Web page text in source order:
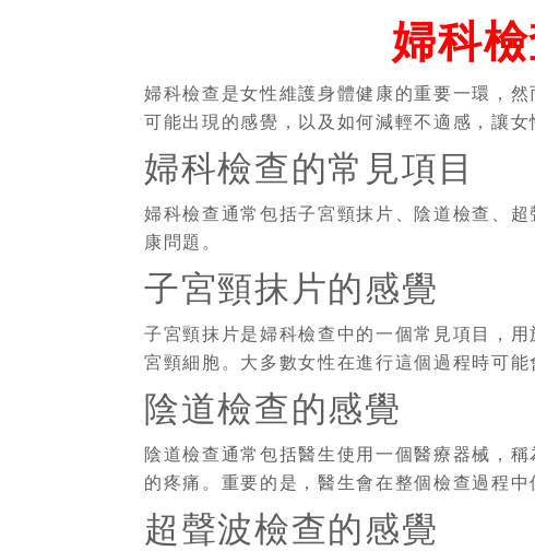
婦科
婦科檢查是女性維護身體健康的重要一環，
可能出現的感覺，以及如何減輕不適感，讓
婦科檢查的常見項目
婦科檢查通常包括子宮頸抹片、陰道檢查、
康問題。
子宮頸抹片的感覺
子宮頸抹片是婦科檢查中的一個常見項目，
宮頸細胞。大多數女性在進行這個過程時可
陰道檢查的感覺
陰道檢查通常包括醫生使用一個醫療器械，
的疼痛。重要的是，醫生會在整個檢查過程
超聲波檢查的感覺